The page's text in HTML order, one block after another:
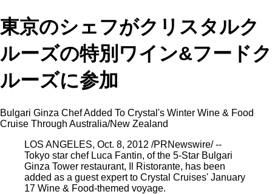
東京のシェフがクリスタルク
ルーズの特別ワイン&フードク
ルーズに参加
Bulgari Ginza Chef Added To Crystal's Winter Wine & Food
Cruise Through Australia/New Zealand
LOS ANGELES, Oct. 8, 2012 /PRNewswire/ --
Tokyo star chef Luca Fantin, of the 5-Star Bulgari
Ginza Tower restaurant, Il Ristorante, has been
added as a guest expert to Crystal Cruises' January
17 Wine & Food-themed voyage.